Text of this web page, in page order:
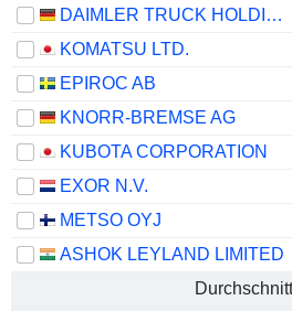
DAIMLER TRUCK HOLDING AG
KOMATSU LTD.
EPIROC AB
KNORR-BREMSE AG
KUBOTA CORPORATION
EXOR N.V.
METSO OYJ
ASHOK LEYLAND LIMITED
Durchschnitt